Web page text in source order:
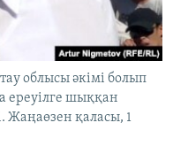
облысы әкімі болып
ереуілге шыққан
Жаңаөзен қаласы, 1